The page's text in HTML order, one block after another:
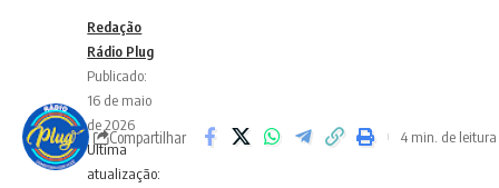
Ultima
atualização:
Redação
Rádio Plug
Publicado:
16 de maio
de 2026
Compartilhar 4 min. de leitura